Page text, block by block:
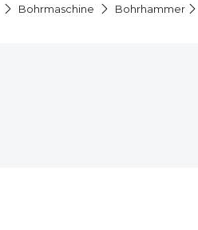
Bohrmaschine Bohrhammer